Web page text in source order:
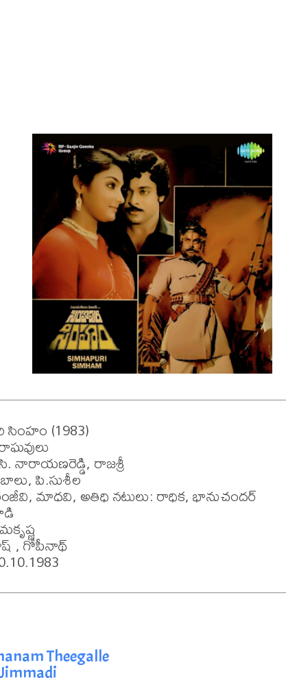
సింహం (1983)
నారాయణరెడ్డి, రాజశ్రీ
పి.సుశీల
మాధవి, అతిధి నటులు: రాధిక, భానుచందర్
, గోపీనాథ్
Theegalle